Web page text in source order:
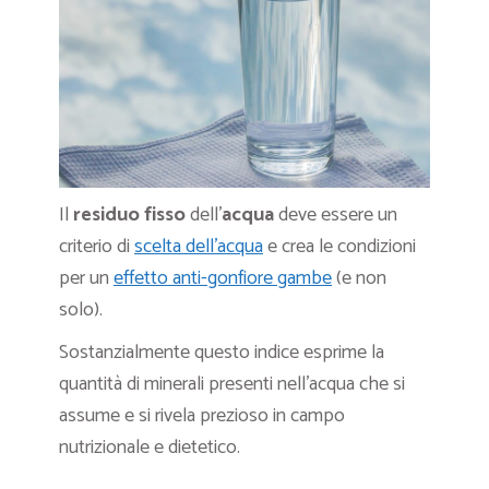
Il residuo fissodell’acquadeve essere un
criterio discelta dell’acquae crea le condizioni
per uneffetto anti-gonfiore gambe(e non
solo).
Sostanzialmente questo indice esprime la
quantità di minerali presenti nell’acqua che si
assume e si rivela prezioso in campo
nutrizionale e dietetico.